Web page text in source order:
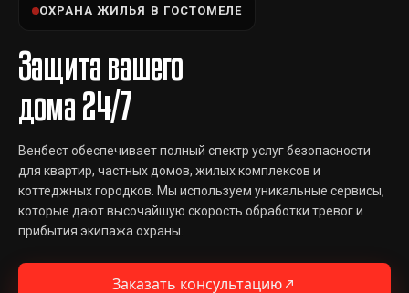
ОХРАНА ЖИЛЬЯ В ГОСТОМЕЛЕ
Защита вашего
дома 24/7
Венбест обеспечивает полный спектр услуг безопасности
для квартир, частных домов, жилых комплексов и
коттеджных городков. Мы используем уникальные сервисы,
которые дают высочайшую скорость обработки тревог и
прибытия экипажа охраны.
Заказать консультацию